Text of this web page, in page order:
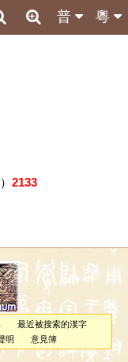
粵
普
2133
最近被搜索的漢字
明 意見簿